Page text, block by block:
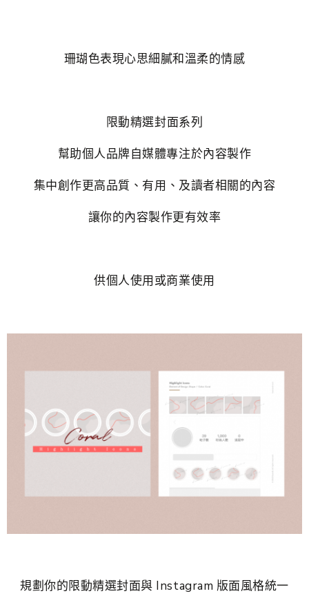
珊瑚色表現心思細膩和溫柔的情感
限動精選封面系列
幫助個人品牌自媒體專注於內容製作
集中創作更高品質、有用、及讀者相關的內容
讓你的內容製作更有效率
供個人使用或商業使用
規劃你的限動精選封面與 Instagram 版面風格統一